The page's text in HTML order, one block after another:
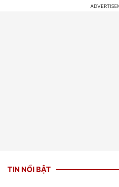
TIN NỔI BẬT